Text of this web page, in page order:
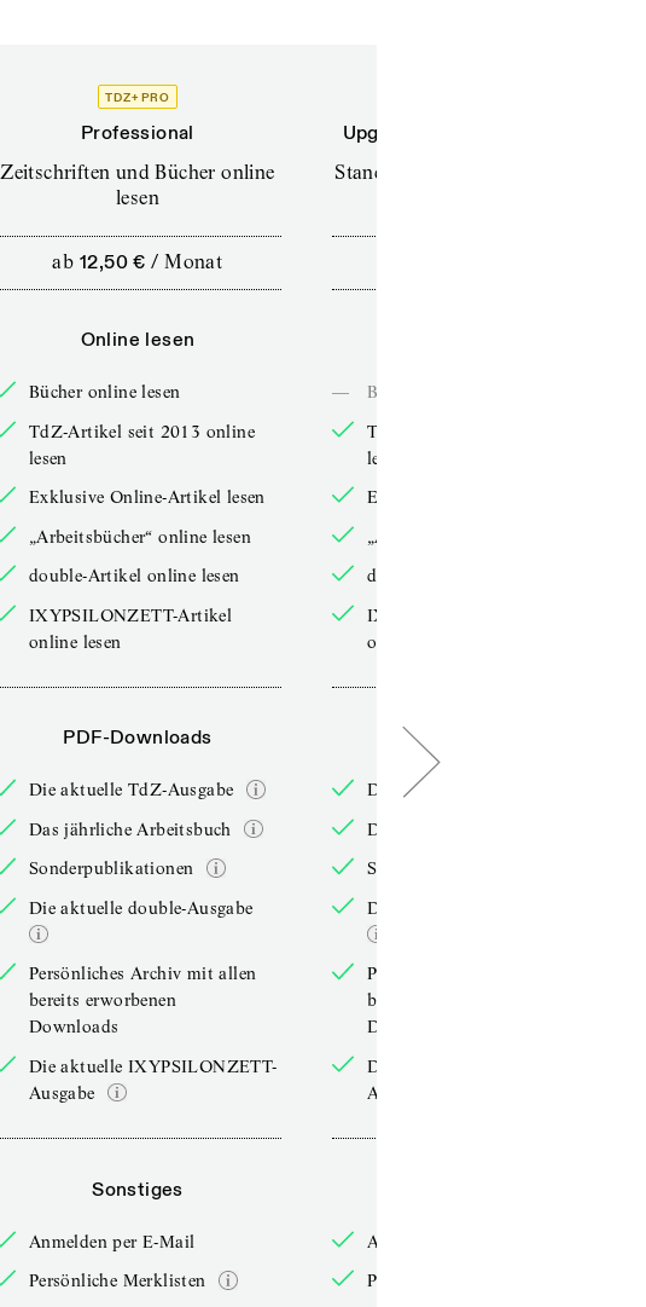
TDZ+ PRO
Professional
Zeitschriften und Bücher online
lesen
ab 12,50 € /Monat
Online lesen
Bücher online lesen
TdZ-Artikel seit 2013 online
lesen
Exklusive Online-Artikel lesen
„Arbeitsbücher“ online lesen
double-Artikel online lesen
IXYPSILONZETT-Artikel
online lesen
PDF-Downloads
Die aktuelle TdZ-Ausgabe
Das jährliche Arbeitsbuch
Sonderpublikationen
Die aktuelle double-Ausgabe
Persönliches Archiv mit allen
bereits erworbenen
Downloads
Die aktuelle IXYPSILONZETT-
Ausgabe
Sonstiges
Anmelden per E-Mail
Persönliche Merklisten
Upgrade für Printabonnenten
Standard (TdZ+) – Zeitschriften
—
Bücher online lesen
TdZ-Artikel seit 2013 online
lesen
Exklusive Online-Artikel lesen
„Arbeitsbücher“ online lesen
double-Artikel online lesen
IXYPSILONZETT-Artikel
online lesen
PDF-Downloads
Die aktuelle TdZ-Ausgabe
Das jährliche Arbeitsbuch
Sonderpublikationen
Die aktuelle double-Ausgabe
Persönliches Archiv mit allen
bereits erworbenen
Downloads
Die aktuelle IXYPSILONZETT-
Ausgabe
Anmelden per E-Mail
Persönliche Merklisten